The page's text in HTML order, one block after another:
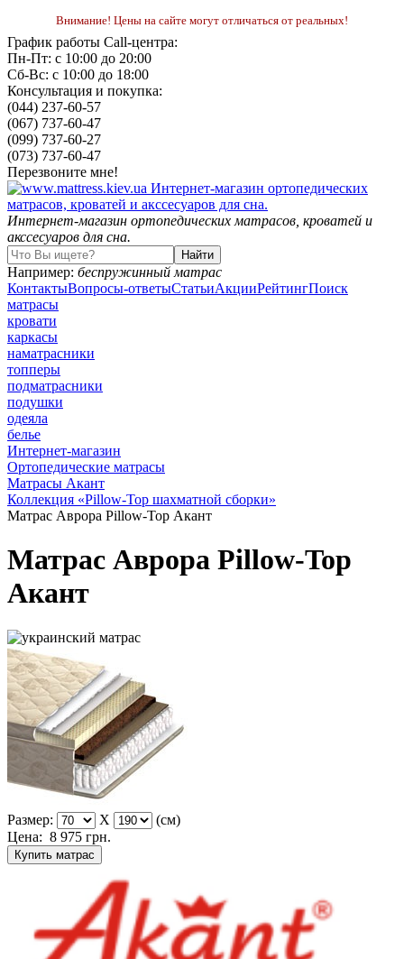
Внимание! Цены на сайте могут отличаться от реальных!
График работы Call-центра:
Пн-Пт: с 10:00 до 20:00
Сб-Вс: с 10:00 до 18:00
Консультация и покупка:
(044) 237-60-57
(067) 737-60-47
(099) 737-60-27
(073) 737-60-47
Перезвоните мне!
Интернет-магазин ортопедических матрасов, кроватей и
акссесуаров для сна.
Например: беспружинный матрас
КонтактыВопросы-ответыСтатьиАкцииРейтингПоиск
матрасы
кровати
каркасы
наматрасники
топперы
подматрасники
подушки
одеяла
белье
Интернет-магазин
Ортопедические матрасы
Матрасы Акант
Коллекция «Pillow-Top шахматной сборки»
Матрас Аврора Pillow-Top Акант
Матрас Аврора Pillow-Top
Акант
Размер: X
(см)
Цена: 8 975 грн.
Купить матрас